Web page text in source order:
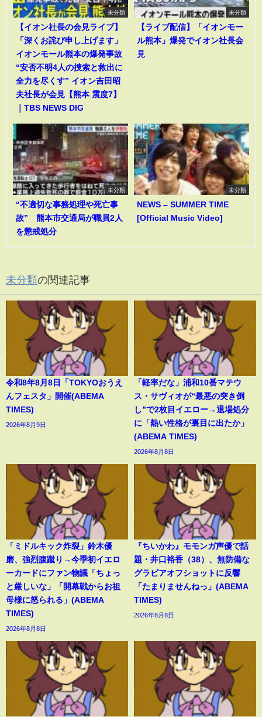
未分類
【イオン社長の会見ライブ】
「深くお詫び申し上げます」
イオンモール熊本の爆発事故
“安否不明4人の捜索と救出に
全力を尽くす” イオン吉田昭
夫社長が会見【熊本 震度7】
｜TBS NEWS DIG
未分類
【ライブ配信】「イオンモー
ル熊本」爆発でイオン社長会
見
未分類
“不適切な事務処理や死亡事
故” 熊本市交通局が職員2人
を懲戒処分
未分類
NEWS – SUMMER TIME
[Official Music Video]
未分類の関連記事
令和8年8月8日「TOKYOおうえ
んフェスタ」開催(ABEMA
TIMES)
2026年8月9日
「軽率だな」浦和10番マテウ
ス・サヴィオが“最悪の突き倒
し”で2枚目イエロー→退場処分
に「熱い性格が裏目に出たか」
(ABEMA TIMES)
2026年8月8日
「ミドルキック炸裂」鈴木優
磨、強烈腹蹴り→今季初イエロ
ーカードにファン物議「ちょっ
と厳しいな」「開幕戦からお祖
母様に怒られる」(ABEMA
TIMES)
2026年8月8日
『ちいかわ』モモンガ声優で話
題・井口裕香（38）、無防備な
グラビアオフショットに反響
「たまりませんねっ」(ABEMA
TIMES)
2026年8月8日